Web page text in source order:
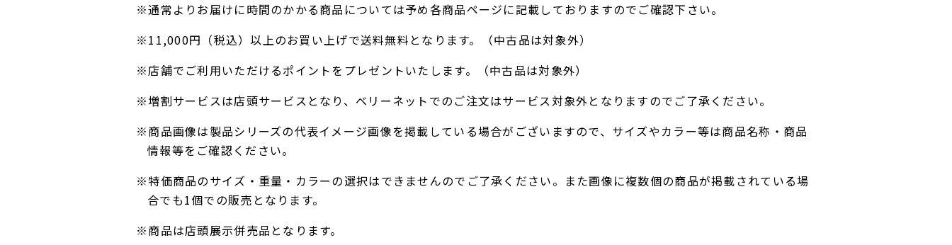
※通常よりお届けに時間のかかる商品については予め各商品ページに記載しておりますのでご確認下さい。
※11,000円（税込）以上のお買い上げで送料無料となります。（中古品は対象外）
※店舗でご利用いただけるポイントをプレゼントいたします。（中古品は対象外）
※増割サービスは店頭サービスとなり、ベリーネットでのご注文はサービス対象外となりますのでご了承ください。
※商品画像は製品シリーズの代表イメージ画像を掲載している場合がございますので、サイズやカラー等は商品名称・商品
情報等をご確認ください。
※特価商品のサイズ・重量・カラーの選択はできませんのでご了承ください。また画像に複数個の商品が掲載されている場
合でも1個での販売となります。
※商品は店頭展示併売品となります。